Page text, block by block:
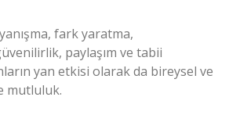
fark yaratma,
paylaşım ve tabii
yan etkisi olarak da bireysel ve
mutluluk.